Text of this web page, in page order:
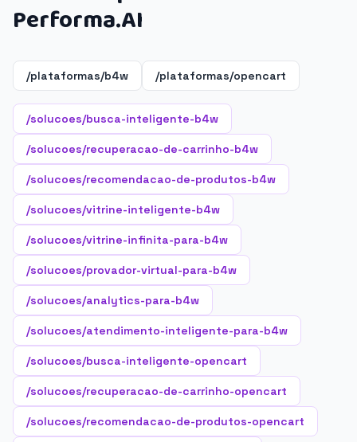
Performa.AI
/plataformas/b4w /plataformas/opencart
/solucoes/busca-inteligente-b4w
/solucoes/recuperacao-de-carrinho-b4w
/solucoes/recomendacao-de-produtos-b4w
/solucoes/vitrine-inteligente-b4w
/solucoes/vitrine-infinita-para-b4w
/solucoes/provador-virtual-para-b4w
/solucoes/analytics-para-b4w
/solucoes/atendimento-inteligente-para-b4w
/solucoes/busca-inteligente-opencart
/solucoes/recuperacao-de-carrinho-opencart
/solucoes/recomendacao-de-produtos-opencart